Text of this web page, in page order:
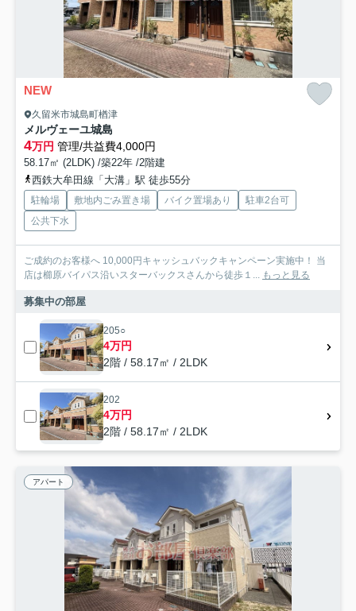
NEW
久留米市城島町楢津
メルヴェーユ城島
4万円 管理/共益費4,000円
58.17㎡ (2LDK) /築22年 /2階建
西鉄大牟田線「大溝」駅 徒歩55分
駐輪場 敷地内ごみ置き場 バイク置場あり
駐車2台可
公共下水
ご成約のお客様へ 10,000円キャッシュバックキャンペーン実施中！ 当
店は櫛原バイパス沿いスターバックスさんから徒歩１... もっと見る
募集中の部屋
205○
4万円
2階 / 58.17㎡ / 2LDK
202
4万円
2階 / 58.17㎡ / 2LDK
アパート